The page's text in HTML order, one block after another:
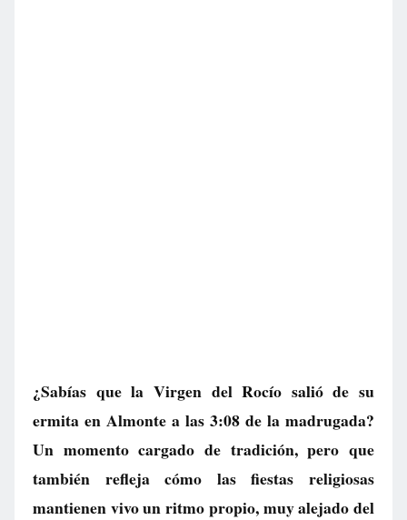
¿Sabías que la Virgen del Rocío salió de su
ermita en Almonte a las 3:08 de la madrugada?
Un momento cargado de tradición, pero que
también refleja cómo las fiestas religiosas
mantienen vivo un ritmo propio, muy alejado del